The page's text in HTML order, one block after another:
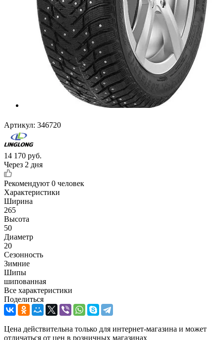
Артикул: 346720
14 170 руб.
Через 2 дня
Рекомендуют 0 человек
Характеристики
Ширина
265
Высота
50
Диаметр
20
Сезонность
Зимние
Шипы
шипованная
Все характеристики
Поделиться
Цена действительна только для интернет-магазина и может
отличаться от цен в розничных магазинах